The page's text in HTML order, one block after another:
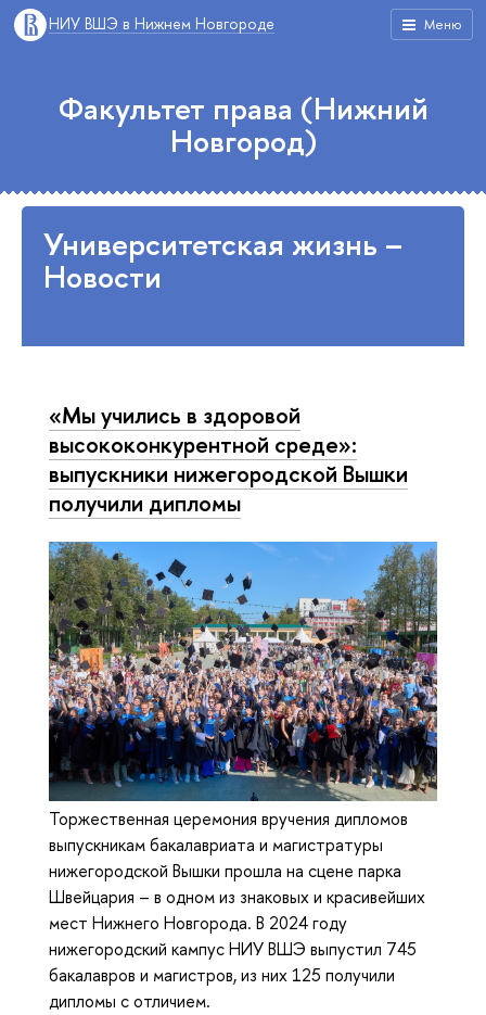
Меню
НИУ ВШЭ в Нижнем Новгороде
Факультет права (Нижний
Новгород)
Университетская жизнь –
Новости
«Мы учились в здоровой
высококонкурентной среде»:
выпускники нижегородской Вышки
получили дипломы
Торжественная церемония вручения дипломов
выпускникам бакалавриата и магистратуры
нижегородской Вышки прошла на сцене парка
Швейцария – в одном из знаковых и красивейших
мест Нижнего Новгорода. В 2024 году
нижегородский кампус НИУ ВШЭ выпустил 745
бакалавров и магистров, из них 125 получили
дипломы с отличием.